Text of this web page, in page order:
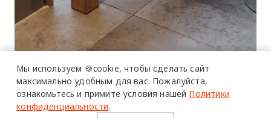
Мы используем 🍪cookie, чтобы сделать сайт
максимально удобным для вас. Пожалуйста,
ознакомьтесь и примите условия нашей Политики
конфиденциальности.